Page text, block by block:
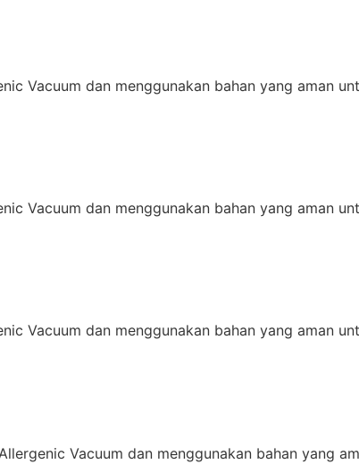
Vacuum dan menggunakan bahan yang aman
Vacuum dan menggunakan bahan yang aman
Vacuum dan menggunakan bahan yang aman
Vacuum dan menggunakan bahan yang